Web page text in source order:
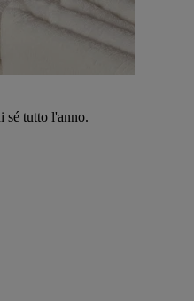
sé tutto l'anno.